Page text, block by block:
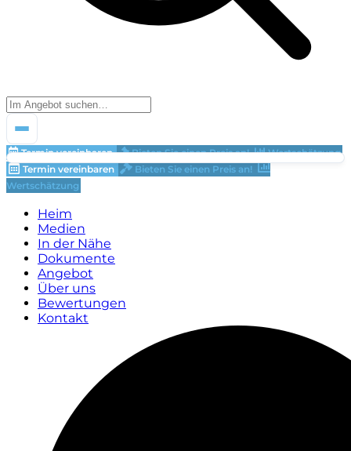
Termin vereinbaren Bieten Sie einen Preis an!
Wertschätzung
Termin vereinbaren
Bieten Sie einen Preis an!
Wertschätzung
Heim
Medien
In der Nähe
Dokumente
Angebot
Über uns
Bewertungen
Kontakt